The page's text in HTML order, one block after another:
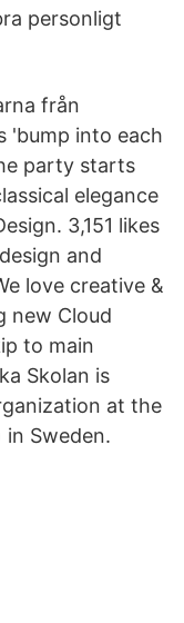
personligt
från
'bump into each
party starts
elegance
3,151 likes
and
love creative &
new Cloud
to main
Skolan is
at the
in Sweden.